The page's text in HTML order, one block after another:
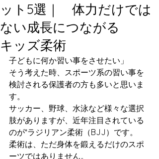
ット5選｜ 体力だけでは
ない成長につながる
キッズ柔術
子どもに何か習い事をさせたい」
そう考えた時、スポーツ系の習い事を
検討される保護者の方も多いと思いま
す。
サッカー、野球、水泳など様々な選択
肢がありますが、近年注目されている
のが*ラジリアン柔術（BJJ）です。
柔術は、ただ身体を鍛えるだけのスポ
ーツではありません。